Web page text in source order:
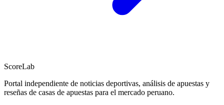
ScoreLab
Portal independiente de noticias deportivas, análisis de apuestas y
reseñas de casas de apuestas para el mercado peruano.